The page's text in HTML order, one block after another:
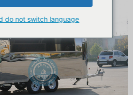
do not switch language